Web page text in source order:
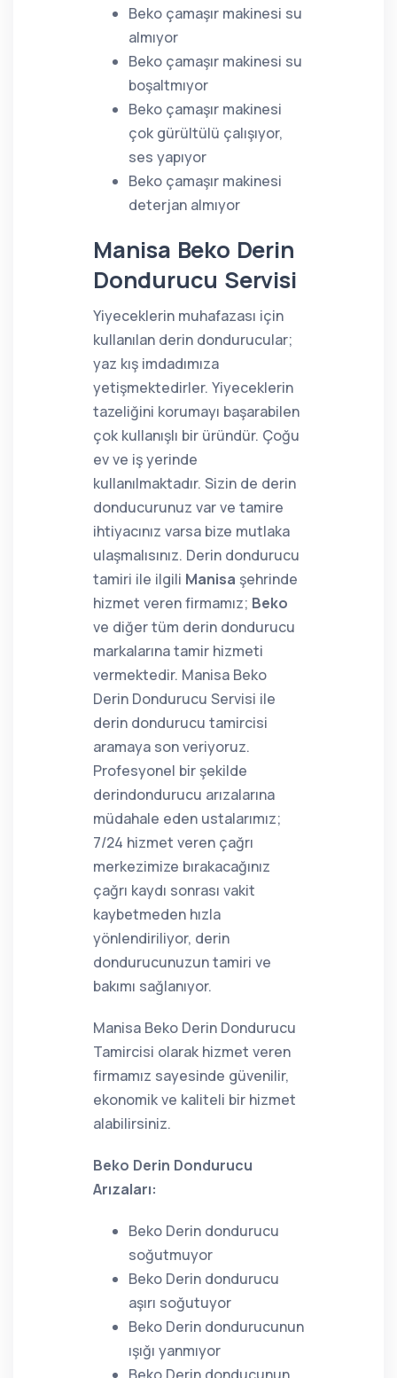
Beko çamaşır makinesi su
almıyor
Beko çamaşır makinesi su
boşaltmıyor
Beko çamaşır makinesi
çok gürültülü çalışıyor,
ses yapıyor
Beko çamaşır makinesi
deterjan almıyor
Manisa Beko Derin
Dondurucu Servisi
Yiyeceklerin muhafazası için
kullanılan derin dondurucular;
yaz kış imdadımıza
yetişmektedirler. Yiyeceklerin
tazeliğini korumayı başarabilen
çok kullanışlı bir üründür. Çoğu
ev ve iş yerinde
kullanılmaktadır. Sizin de derin
donducurunuz var ve tamire
ihtiyacınız varsa bize mutlaka
ulaşmalısınız. Derin dondurucu
tamiri ile ilgili Manisa şehrinde
hizmet veren firmamız; Beko
ve diğer tüm derin dondurucu
markalarına tamir hizmeti
vermektedir. Manisa Beko
Derin Dondurucu Servisi ile
derin dondurucu tamircisi
aramaya son veriyoruz.
Profesyonel bir şekilde
derindondurucu arızalarına
müdahale eden ustalarımız;
7/24 hizmet veren çağrı
merkezimize bırakacağınız
çağrı kaydı sonrası vakit
kaybetmeden hızla
yönlendiriliyor, derin
dondurucunuzun tamiri ve
bakımı sağlanıyor.
Manisa Beko Derin Dondurucu
Tamircisi olarak hizmet veren
firmamız sayesinde güvenilir,
ekonomik ve kaliteli bir hizmet
alabilirsiniz.
Beko Derin Dondurucu
Arızaları:
Beko Derin dondurucu
soğutmuyor
Beko Derin dondurucu
aşırı soğutuyor
Beko Derin dondurucunun
ışığı yanmıyor